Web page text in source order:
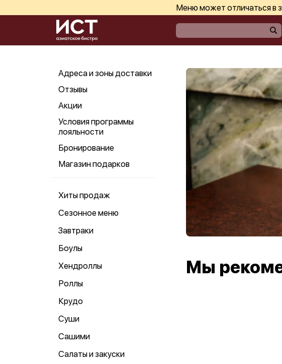
Меню может отличаться в
Адреса и зоны доставки
Отзывы
Акции
Условия программы
лояльности
Бронирование
Магазин подарков
Хиты продаж
Сезонное меню
Завтраки
Боулы
Хендроллы
Роллы
Крудо
Суши
Сашими
Салаты и закуски
Мы